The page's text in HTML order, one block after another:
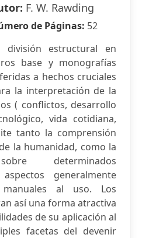
F. W. Rawding
de Páginas: 52
división estructural en
base y monografías
a hechos cruciales
la interpretación de la
( conflictos, desarrollo
vida cotidiana,
tanto la comprensión
la humanidad, como la
determinados
generalmente
al uso. Los
así una forma atractiva
de su aplicación al
facetas del devenir